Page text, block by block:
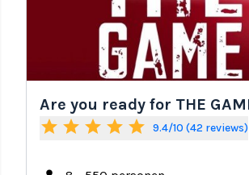
Are you ready for THE
star star star star star 9.4/10 (42 reviews)